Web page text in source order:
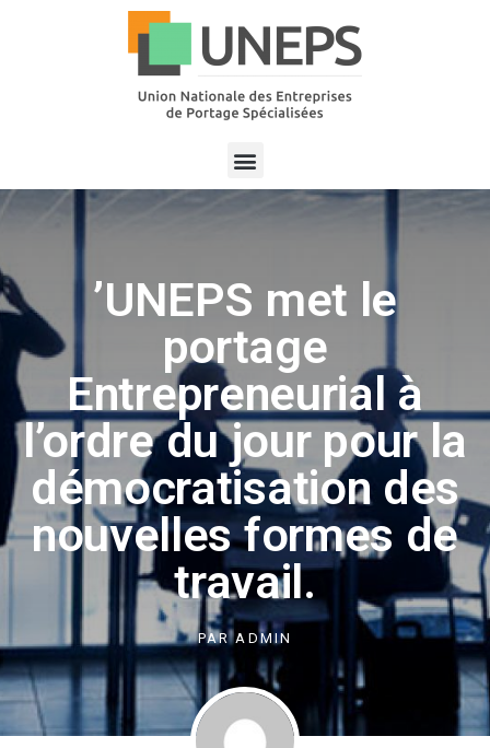
’UNEPS met le
portage
Entrepreneurial à
l’ordre du jour pour la
démocratisation des
nouvelles formes de
travail.
PARADMIN